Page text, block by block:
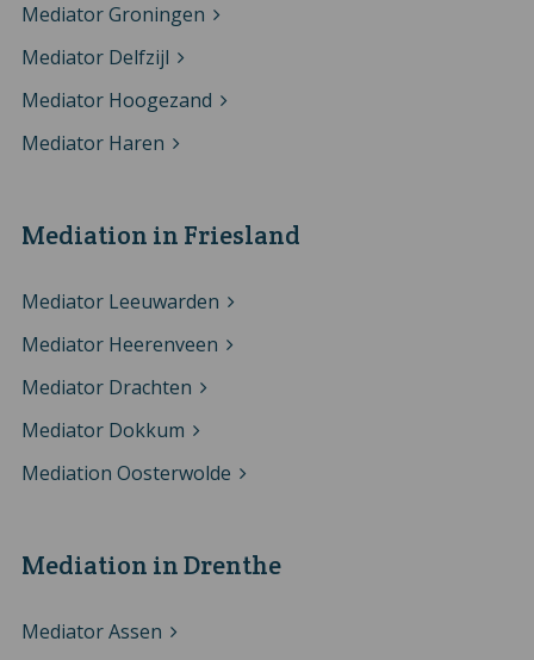
Mediator Groningen
Mediator Delfzijl
Mediator Hoogezand
Mediator Haren
Mediation in Friesland
Mediator Leeuwarden
Mediator Heerenveen
Mediator Drachten
Mediator Dokkum
Mediation Oosterwolde
Mediation in Drenthe
Mediator Assen